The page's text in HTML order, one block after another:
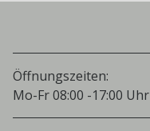
Öffnungszeiten:
Mo-Fr 08:00 -17:00 Uhr